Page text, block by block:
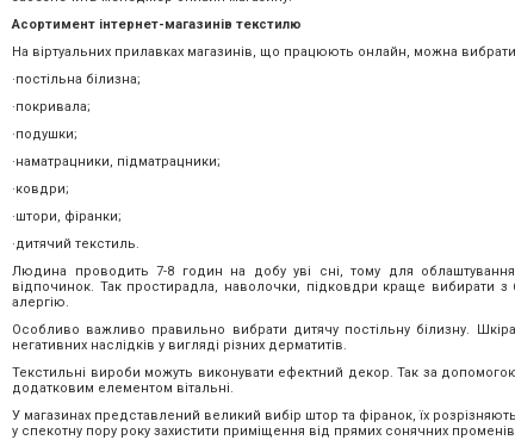
Асортимент інтернет-магазинів текстилю
На віртуальних прилавках магазинів, що працюють онлайн, можна вибрати
·постільна білизна;
·покривала;
·подушки;
·наматрацники, підматрацники;
·ковдри;
·штори, фіранки;
·дитячий текстиль.
Людина проводить 7-8 годин на добу уві сні, тому для
відпочинок. Так простирадла, наволочки, підковдри краще вибирати
алергію.
Особливо важливо правильно вибрати дитячу постільну білизну.
негативних наслідків у вигляді різних дерматитів.
Текстильні вироби можуть виконувати ефектний декор. Так за
додатковим елементом вітальні.
У магазинах представлений великий вибір штор та фіранок, їх
у спекотну пору року захистити приміщення від прямих сонячних